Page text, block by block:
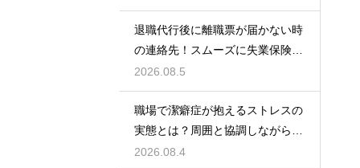
退職代行後に離職票が届かない時
の連絡先！スムーズに失業保険を
もらう術
2026.08.5
職場で潔癖症が抱えるストレスの
実態とは？周囲と協調しながら快
適に働く術
2026.08.4